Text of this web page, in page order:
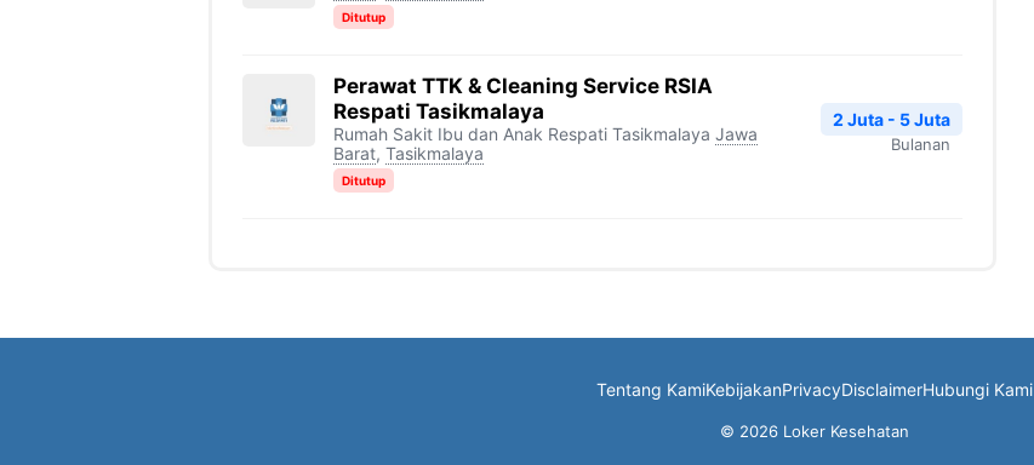
Ditutup
Perawat TTK & Cleaning Service RSIA
Respati Tasikmalaya
Rumah Sakit Ibu dan Anak Respati Tasikmalaya Jawa
Barat, Tasikmalaya
Ditutup
2 Juta - 5 Juta
Bulanan
Tentang KamiKebijakanPrivacyDisclaimerHubungi Kami
© 2026 Loker Kesehatan